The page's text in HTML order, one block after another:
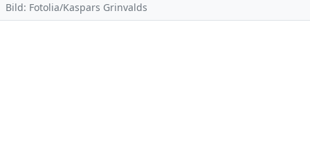
Bild: Fotolia/Kaspars Grinvalds